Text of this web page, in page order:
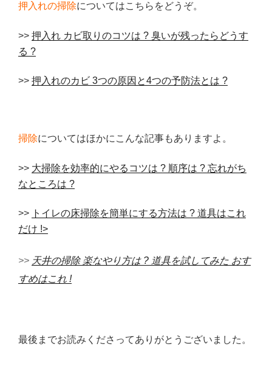
押入れの掃除についてはこちらをどうぞ。
>> 押入れ カビ取りのコツは ? 臭いが残ったらどうす
る ?
>> 押入れのカビ 3つの原因と4つの予防法とは ?
掃除についてはほかにこんな記事もありますよ。
>> 大掃除を効率的にやるコツは ? 順序は ? 忘れがち
なところは ?
>>
トイレの床掃除を簡単にする方法は ? 道具はこれ
だけ !>
>> 天井の掃除 楽なやり方は ? 道具を試してみた おす
すめはこれ !
最後までお読みくださってありがとうございました。